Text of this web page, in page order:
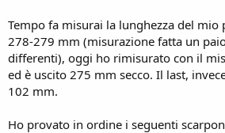
Tempo fa misurai la lunghezza del mio
278-279 mm (misurazione fatta un
differenti), oggi ho rimisurato con il
ed è uscito 275 mm secco. Il last,
102 mm.
Ho provato in ordine i seguenti